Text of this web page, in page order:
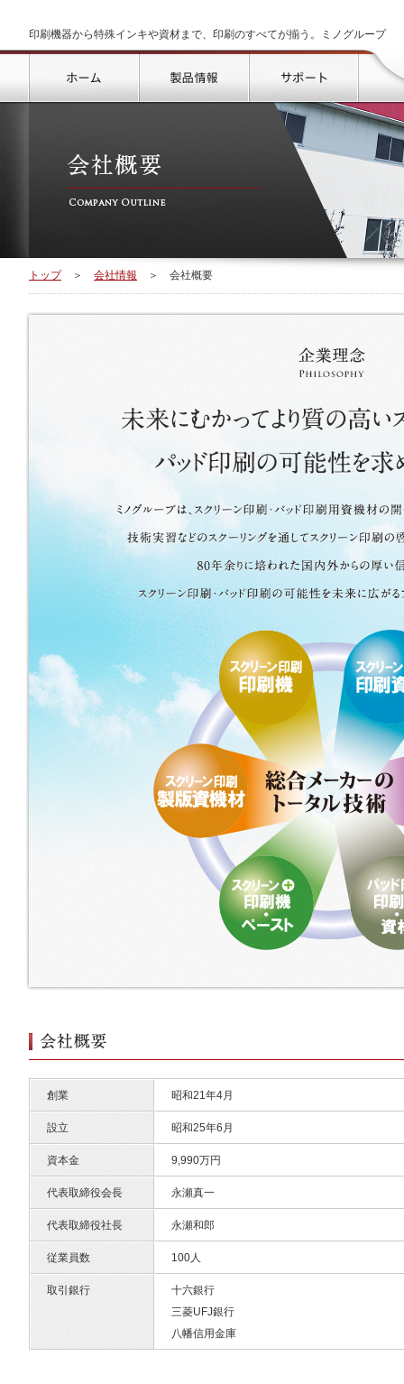
印刷機器から特殊インキや資材まで、印刷のすべてが揃う。ミノグループ
トップ
製品情報 サポート
トップ ＞ 会社情報 ＞ 会社概要
創業 昭和21年4月
設立 昭和25年6月
資本金 9,990万円
代表取締役会長 永瀬真一
代表取締役社長 永瀬和郎
従業員数 100人
取引銀行
十六銀行
三菱UFJ銀行
八幡信用金庫